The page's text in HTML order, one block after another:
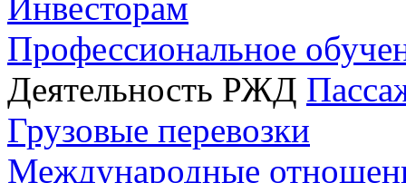
Инвесторам
Профессиональное
Деятельность РЖД
Грузовые перевозки
Международные